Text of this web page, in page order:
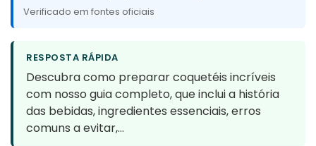
Verificado em fontes oficiais
RESPOSTA RÁPIDA
Descubra como preparar coquetéis incríveis
com nosso guia completo, que inclui a história
das bebidas, ingredientes essenciais, erros
comuns a evitar,…